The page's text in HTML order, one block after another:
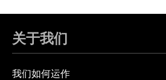
关于我们
我们如何运作